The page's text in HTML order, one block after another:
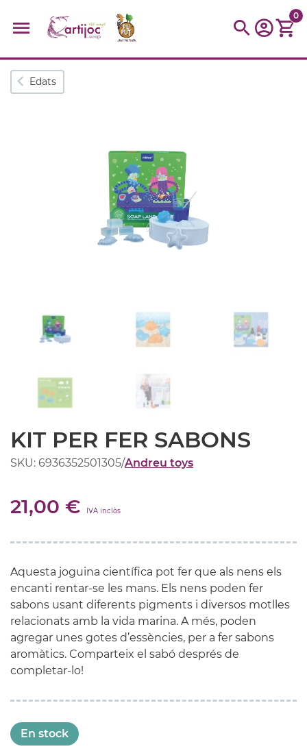
Cerques populars
0
Edats
KIT PER FER SABONS
SKU: 6936352501305/Andreu toys
21,00 € IVA inclòs
Aquesta joguina científica pot fer que als nens els
encanti rentar-se les mans. Els nens poden fer
sabons usant diferents pigments i diversos motlles
relacionats amb la vida marina. A més, poden
agregar unes gotes d’essències, per a fer sabons
aromàtics. Comparteix el sabó després de
completar-lo!
En stock